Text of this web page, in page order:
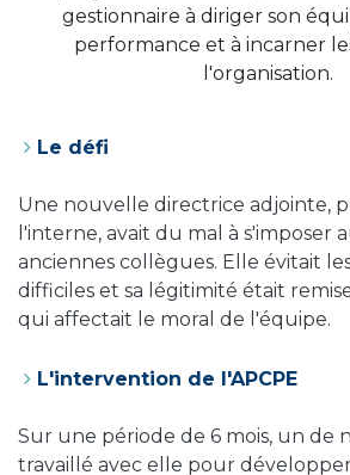
gestionnaire à diriger son
performance et à incarner
l'organisation.
Le défi
Une nouvelle directrice adjointe,
l'interne, avait du mal à s'imposer
anciennes collègues. Elle évitait
difficiles et sa légitimité était
qui affectait le moral de l'équipe.
L'intervention de l'APCPE ​
Sur une période de 6 mois, un de
travaillé avec elle pour